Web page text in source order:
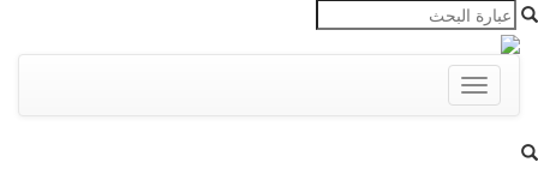
Toggle
navigation